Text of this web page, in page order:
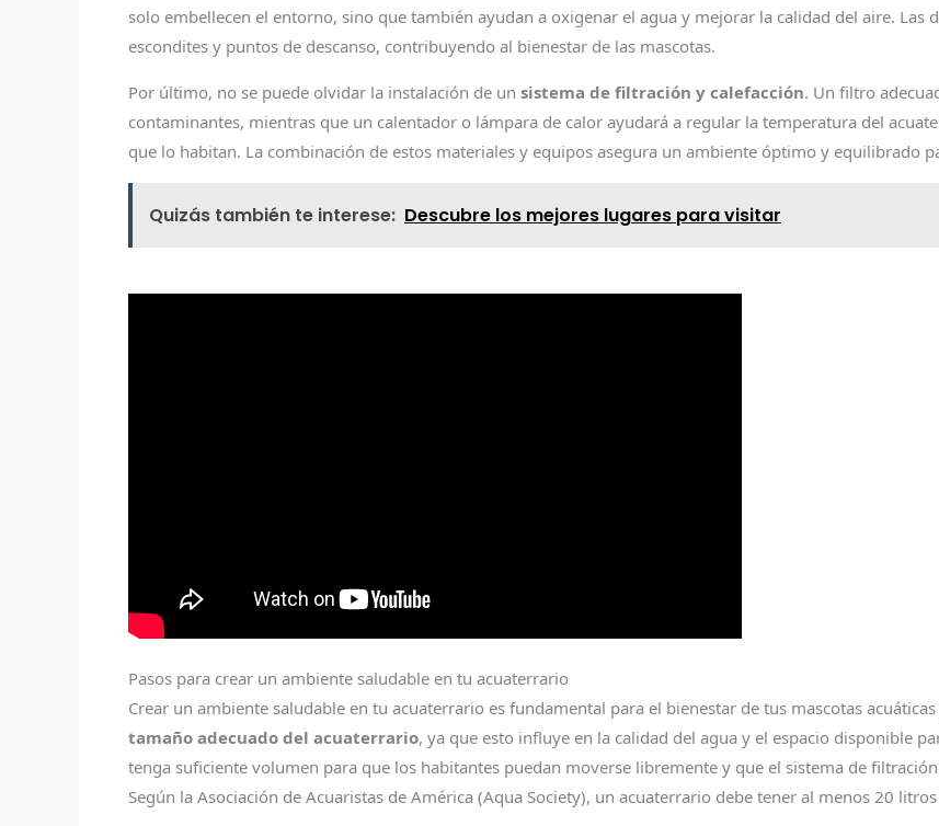
solo embellecen el entorno, sino que también ayudan a oxigenar el agua y mejorar la calidad del aire. Las
escondites y puntos de descanso, contribuyendo al bienestar de las mascotas.
Por último, no se puede olvidar la instalación de un sistema de filtración y calefacción. Un filtro
contaminantes, mientras que un calentador o lámpara de calor ayudará a regular la temperatura del
que lo habitan. La combinación de estos materiales y equipos asegura un ambiente óptimo y equilibrado
Quizás también te interese: Descubre los mejores lugares para visitar
Pasos para crear un ambiente saludable en tu acuaterrario
Crear un ambiente saludable en tu acuaterrario es fundamental para el bienestar de tus mascotas
tamaño adecuado del acuaterrario, ya que esto influye en la calidad del agua y el espacio disponible
tenga suficiente volumen para que los habitantes puedan moverse libremente y que el sistema de
Según la Asociación de Acuaristas de América (Aqua Society), un acuaterrario debe tener al menos 20